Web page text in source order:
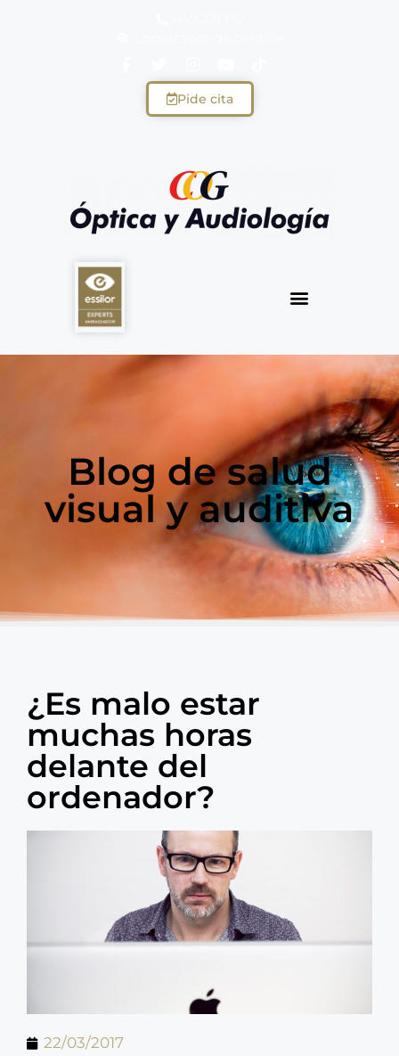
Pide cita
Blog de salud
visual y auditiva
¿Es malo estar
muchas horas
delante del
ordenador?
22/03/2017